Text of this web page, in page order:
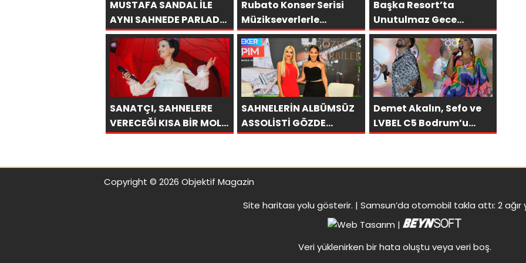
MUSTAFA SANDAL İLE
AYNI SAHNEDE PARLADI:
AFRA’YA HARBİYE’DE
BÜYÜK ALKIŞ
Rubato Konser Serisi
Müzikseverlerle
Buluşmaya Devam
Ediyor
Başka Resort’ta
Unutulmaz Gece
Özülkü Çifti Bodrum’u
Büyüledi
SANATÇI, SAHNELERE
VERECEĞİ KISA BİR MOLA
ÖNCESİ 13 AĞUSTOS’TA
OLACAK!
SAHNELERİN ALBÜMSÜZ
ASSOLİSTİ GÖZDE
DEMİRBİLEK, NR1
ASSOLİST OLARAK VAR
OLACAĞIM!”
Demet Akalın, Sefo ve
LVBEL C5 Bodrum’u
Salladı
Copyright © 2026 Objektif Magazin
Site haritası yolu gösterir. | Samsun’da otomobil takla attı: 2 ağır
|
Veri yüklenirken bir hata oluştu veya veri boş.